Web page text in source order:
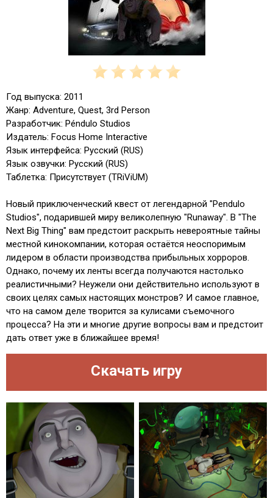
Год выпуска: 2011
Жанр: Adventure, Quest, 3rd Person
Разработчик: Péndulo Studios
Издатель: Focus Home Interactive
Язык интерфейса: Русский (RUS)
Язык озвучки: Русский (RUS)
Таблетка: Присутствует (TRiViUM)
Новый приключенческий квест от легендарной "Pendulo
Studios", подарившей миру великолепную "Runaway". В "The
Next Big Thing" вам предстоит раскрыть невероятные тайны
местной кинокомпании, которая остаётся неоспоримым
лидером в области производства прибыльных хорроров.
Однако, почему их ленты всегда получаются настолько
реалистичными? Неужели они действительно используют в
своих целях самых настоящих монстров? И самое главное,
что на самом деле творится за кулисами съемочного
процесса? На эти и многие другие вопросы вам и предстоит
дать ответ уже в ближайшее время!
Скачать игру